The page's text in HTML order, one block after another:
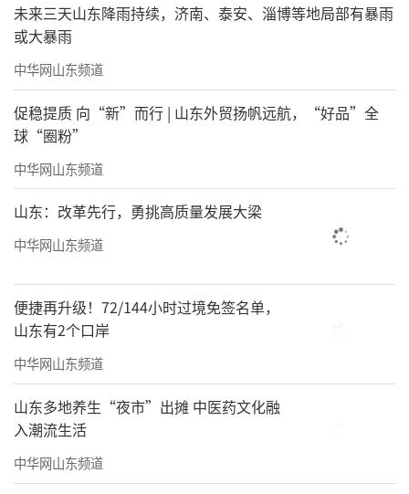
未来三天山东降雨持续，济南、泰安、淄博等地局部有暴雨
或大暴雨
中华网山东频道
促稳提质 向“新”而行 | 山东外贸扬帆远航，“好品”全
球“圈粉”
中华网山东频道
山东：改革先行，勇挑高质量发展大梁
中华网山东频道
便捷再升级！72/144小时过境免签名单，
山东有2个口岸
中华网山东频道
山东多地养生“夜市”出摊 中医药文化融
入潮流生活
中华网山东频道